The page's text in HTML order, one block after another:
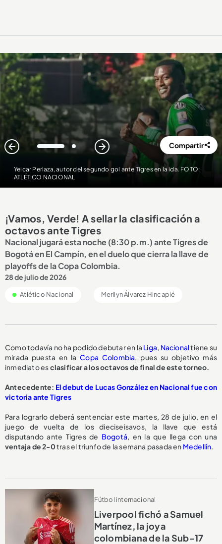
Yeicar Perlaza, autor del segundo gol ante Tigres en la ida. FOTO:
ATLÉTICO NACIONAL
1 2 Compartir
¡Vamos, Verde! A sellar la clasificación a
octavos ante Tigres
Nacional jugará esta noche (8:30 p.m.) ante Tigres de
Bogotá en El Campín, en el duelo que cierra la llave de
playoffs de la Copa Colombia.
28 de julio de 2026
Atlético Nacional Merllyn Álvarez Hincapié
Como todavía no ha podido debutar en la Liga, Nacionaltiene su
mirada puesta en laCopa Colombia, pues su objetivo más
inmediato esclasificar a los octavos de final de este torneo.
Antecedente: El debut de Lucas González en Nacional fue con
victoria ante Tigres
Para lograrlo deberá sentenciar este martes, 28 de julio, en el
juego de vuelta de los dieciseisavos, la llave que está
disputando ante Tigres de Bogotá, en la que llega con una
ventaja de 2-0tras el triunfo de la semana pasada en Medellín.
Fútbol internacional
Liverpool fichó a Samuel
Martínez, la joya
colombiana de la Sub-17